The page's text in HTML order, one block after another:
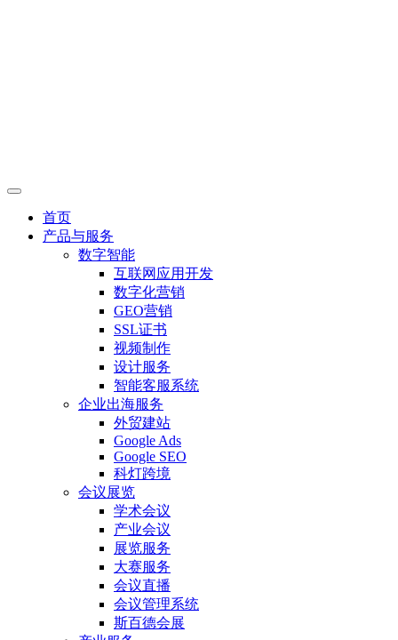
首页
产品与服务
数字智能
互联网应用开发
数字化营销
GEO营销
SSL证书
视频制作
设计服务
智能客服系统
企业出海服务
外贸建站
Google Ads
Google SEO
科灯跨境
会议展览
学术会议
产业会议
展览服务
大赛服务
会议直播
会议管理系统
斯百德会展